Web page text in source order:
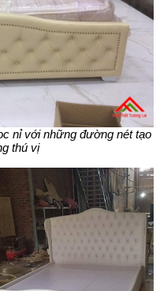
nỉ với những đường nét tạo
thú vị